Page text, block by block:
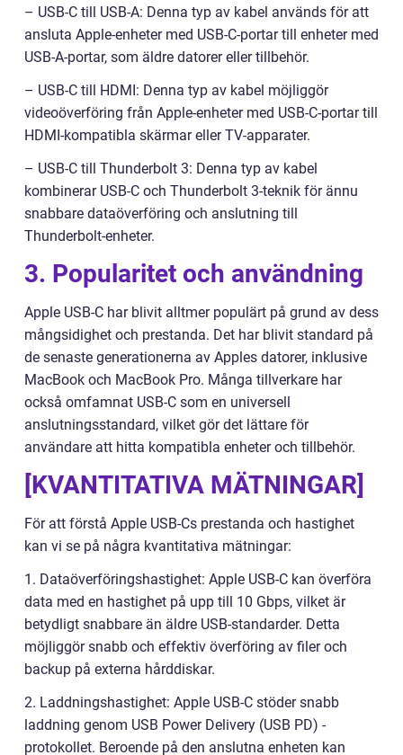
– USB-C till USB-A: Denna typ av kabel används för att
ansluta Apple-enheter med USB-C-portar till enheter med
USB-A-portar, som äldre datorer eller tillbehör.
– USB-C till HDMI: Denna typ av kabel möjliggör
videoöverföring från Apple-enheter med USB-C-portar till
HDMI-kompatibla skärmar eller TV-apparater.
– USB-C till Thunderbolt 3: Denna typ av kabel
kombinerar USB-C och Thunderbolt 3-teknik för ännu
snabbare dataöverföring och anslutning till
Thunderbolt-enheter.
3. Popularitet och användning
Apple USB-C har blivit alltmer populärt på grund av dess
mångsidighet och prestanda. Det har blivit standard på
de senaste generationerna av Apples datorer, inklusive
MacBook och MacBook Pro. Många tillverkare har
också omfamnat USB-C som en universell
anslutningsstandard, vilket gör det lättare för
användare att hitta kompatibla enheter och tillbehör.
[KVANTITATIVA MÄTNINGAR]
För att förstå Apple USB-Cs prestanda och hastighet
kan vi se på några kvantitativa mätningar:
1. Dataöverföringshastighet: Apple USB-C kan överföra
data med en hastighet på upp till 10 Gbps, vilket är
betydligt snabbare än äldre USB-standarder. Detta
möjliggör snabb och effektiv överföring av filer och
backup på externa hårddiskar.
2. Laddningshastighet: Apple USB-C stöder snabb
laddning genom USB Power Delivery (USB PD) -
protokollet. Beroende på den anslutna enheten kan